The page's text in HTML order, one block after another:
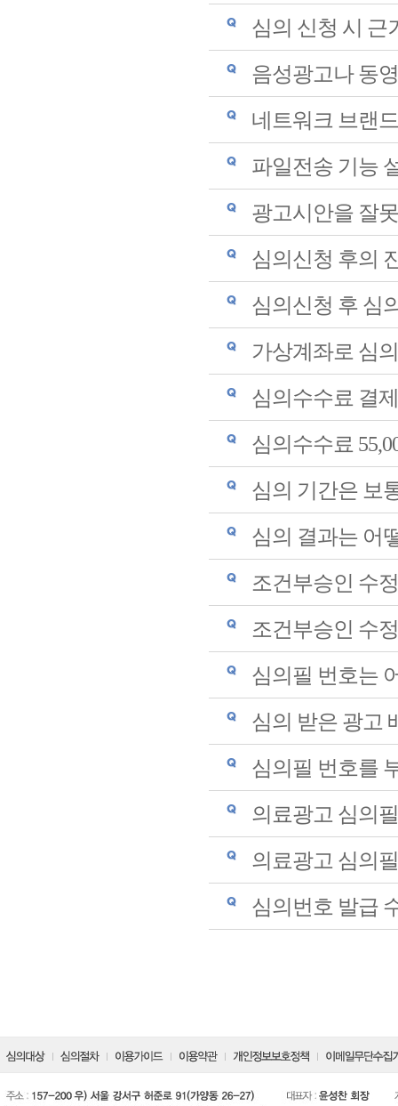
심의 신청 시 근
음성광고나 동
네트워크 브랜
파일전송 기능
광고시안을 잘
심의신청 후의
심의신청 후 심
가상계좌로 심
심의수수료 결
심의수수료
심의 기간은 보
심의 결과는 어
조건부승인 수
조건부승인 수
심의필 번호는
심의 받은 광고
심의필 번호를
의료광고 심의
의료광고 심의
심의번호 발급